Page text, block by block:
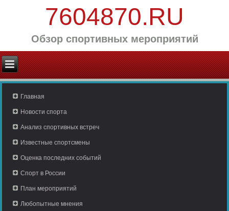
7604870.RU
Обзор спортивных мероприятий
Главная
Новости спорта
Анализ спортивных встреч
Известные спортсмены
Оценка последних событий
Спорт в России
План мероприятий
Любопытные мнения